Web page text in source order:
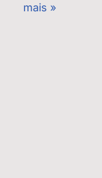
mais »